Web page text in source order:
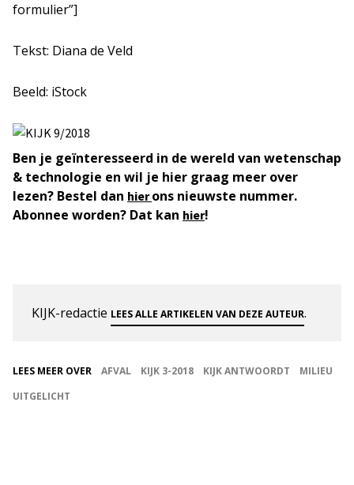
formulier”]
Tekst: Diana de Veld
Beeld: iStock
Ben je geïnteresseerd in de wereld van wetenschap
& technologie en wil je hier graag meer over
lezen? Bestel dan hierons nieuwste nummer.
Abonnee worden? Dat kan hier!
KIJK-redactie LEES ALLE ARTIKELEN VAN DEZE AUTEUR.
LEES MEER OVER AFVAL KIJK 3-2018 KIJK ANTWOORDT
MILIEU
UITGELICHT